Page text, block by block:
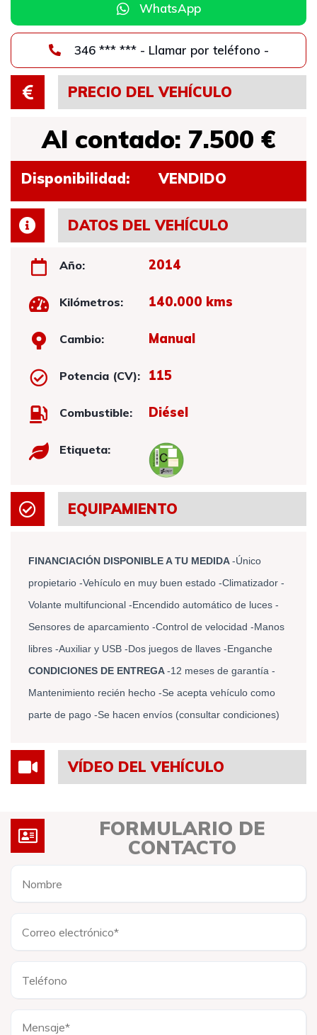
WhatsApp
346 *** *** - Llamar por teléfono -
PRECIO DEL VEHÍCULO
Al contado: 7.500 €
Disponibilidad: VENDIDO
DATOS DEL VEHÍCULO
Año: 2014
Kilómetros: 140.000 kms
Cambio: Manual
Potencia (CV): 115
Combustible: Diésel
Etiqueta:
EQUIPAMIENTO
FINANCIACIÓN DISPONIBLE A TU MEDIDA-Único
propietario -Vehículo en muy buen estado -Climatizador -
Volante multifuncional -Encendido automático de luces -
Sensores de aparcamiento -Control de velocidad -Manos
libres -Auxiliar y USB -Dos juegos de llaves -Enganche
CONDICIONES DE ENTREGA-12 meses de garantía -
Mantenimiento recién hecho -Se acepta vehículo como
parte de pago -Se hacen envíos (consultar condiciones)
VÍDEO DEL VEHÍCULO
FORMULARIO DE
CONTACTO